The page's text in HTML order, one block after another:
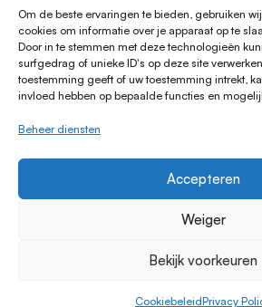
Om de beste ervaringen te bieden, gebruiken
cookies om informatie over je apparaat op te
Door in te stemmen met deze technologieën
surfgedrag of unieke ID's op deze site
toestemming geeft of uw toestemming intrekt,
invloed hebben op bepaalde functies en
Beheer diensten
Accepteren
Weiger
Bekijk voorkeuren
CookiebeleidPrivacy
Kifid
© 1996 - 2026 Lening.nl
Privacy Policy
HTML Sitemap
Klachtenprocedure